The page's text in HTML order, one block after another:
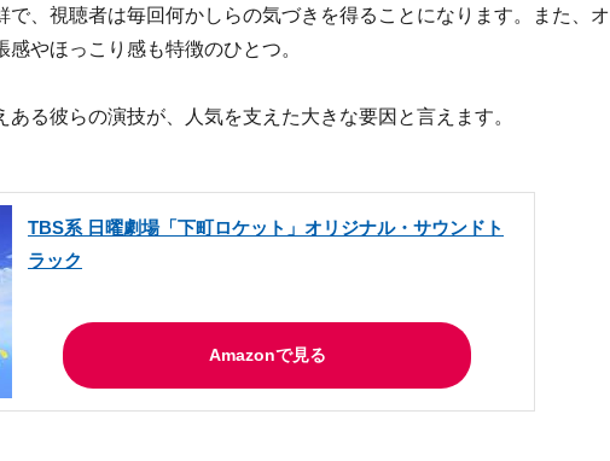
で、視聴者は毎回何かしらの気づきを得ることになります。また、オ
やほっこり感も特徴のひとつ。
る彼らの演技が、人気を支えた大きな要因と言えます。
TBS系 日曜劇場「下町ロケット」オリジナル・サウンドト
ラック
Amazonで見る